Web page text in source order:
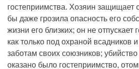
гостеприимства. Хозяин защищает
бы даже грозила опасность его
жизни его близких; он не отпускает
как только под охраной всадников
заботам своих союзников;
оказано было гостеприимство,